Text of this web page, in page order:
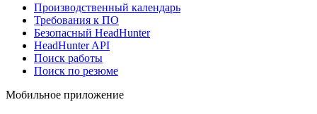
Производственный календарь
Требования к ПО
Безопасный HeadHunter
HeadHunter API
Поиск работы
Поиск по резюме
Мобильное приложение